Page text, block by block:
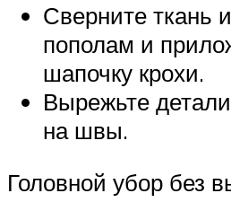
Сверните ткань
пополам и
шапочку крохи.
Вырежьте
на швы.
Головной убор без